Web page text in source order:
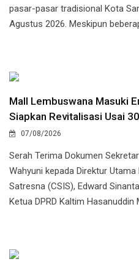
pasar-pasar tradisional Kota
Agustus 2026. Meskipun
Mall Lembuswana Masuki
Siapkan Revitalisasi Usai
07/08/2026
Serah Terima Dokumen
Wahyuni kepada Direktur
Satresna (CSIS), Edward
Ketua DPRD Kaltim Hasanuddin